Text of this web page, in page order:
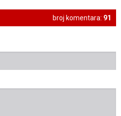
broj komentara: 91